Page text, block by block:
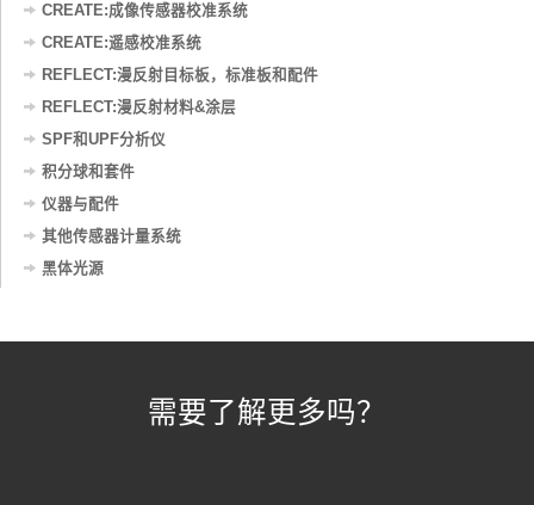
CREATE:成像传感器校准系统
CREATE:遥感校准系统
REFLECT:漫反射目标板，标准板和配件
REFLECT:漫反射材料&涂层
SPF和UPF分析仪
积分球和套件
仪器与配件
其他传感器计量系统
黑体光源
需要了解更多吗？